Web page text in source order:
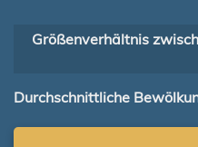
Größenverhältnis
Durchschnittliche